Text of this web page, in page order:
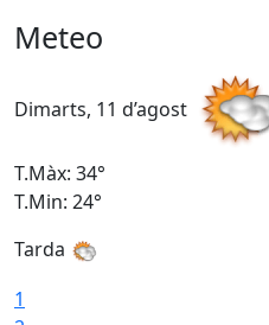
Meteo
Dimarts, 11 d’agost
T.Màx: 34°
T.Min: 24°
Tarda
1